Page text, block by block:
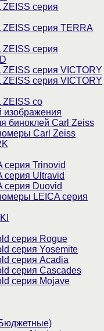
ZEISS серия
ZEISS серия TERRA
ZEISS серия
ZEISS серия VICTORY
ZEISS серия VICTORY
ZEISS со
изображения
биноклей Carl Zeiss
Carl Zeiss
серия Trinovid
серия Ultravid
серия Duovid
LEICA серия
серия Rogue
серия Yosemite
серия Acadia
серия Cascades
серия Mojave